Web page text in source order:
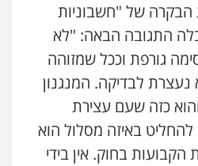
הבקרה של "חשבוניות
התגובה הבאה: "לא
גורפת וככל שמזוהה
נעצרת לבדיקה. המנגנון
כזה שעם עצירת
באיזה מסלול הוא
בחוק. אין בידי
כהן
וחקירות תעבורה
עורכי דין
אזרחי מסחרי